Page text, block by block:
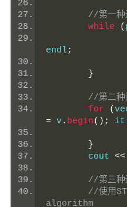
//第一种
while
(
endl;
}
//第二种
for
(
= v. begin(); it
}
	cout
<<
//第三种
//使用
algorithm